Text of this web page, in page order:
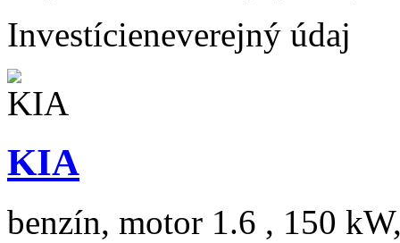
Investícieneverejný údaj
KIA
benzín, motor 1.6 , 150